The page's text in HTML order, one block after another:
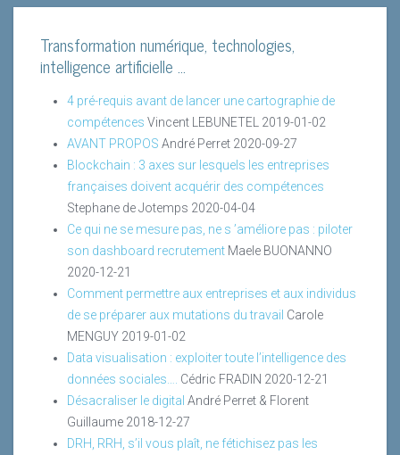
Transformation numérique, technologies,
intelligence artificielle ...
4 pré-requis avant de lancer une cartographie de
compétences Vincent LEBUNETEL 2019-01-02
AVANT PROPOS André Perret 2020-09-27
Blockchain : 3 axes sur lesquels les entreprises
françaises doivent acquérir des compétences
Stephane de Jotemps 2020-04-04
Ce qui ne se mesure pas, ne s ’améliore pas : piloter
son dashboard recrutement Maele BUONANNO
2020-12-21
Comment permettre aux entreprises et aux individus
de se préparer aux mutations du travail Carole
MENGUY 2019-01-02
Data visualisation : exploiter toute l’intelligence des
données sociales….
Cédric FRADIN 2020-12-21
Désacraliser le digital André Perret & Florent
Guillaume 2018-12-27
DRH, RRH, s’il vous plaît, ne fétichisez pas les